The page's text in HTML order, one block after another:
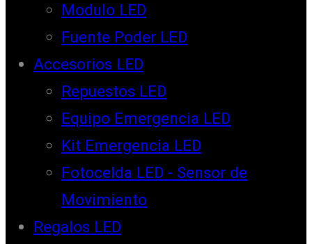
Modulo LED
Fuente Poder LED
Accesorios LED
Repuestos LED
Equipo Emergencia LED
Kit Emergencia LED
Fotocelda LED - Sensor de
Movimiento
Regalos LED